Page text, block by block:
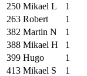
250 Mikael L
1
263 Robert
1
382 Martin N
1
388 Mikael H
1
399 Hugo
1
413 Mikael S
1